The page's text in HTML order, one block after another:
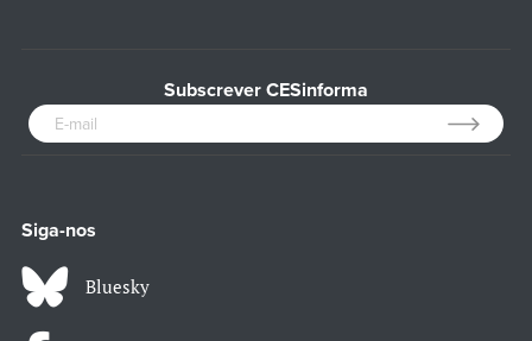
Subscrever CESinforma
Siga-nos
Bluesky